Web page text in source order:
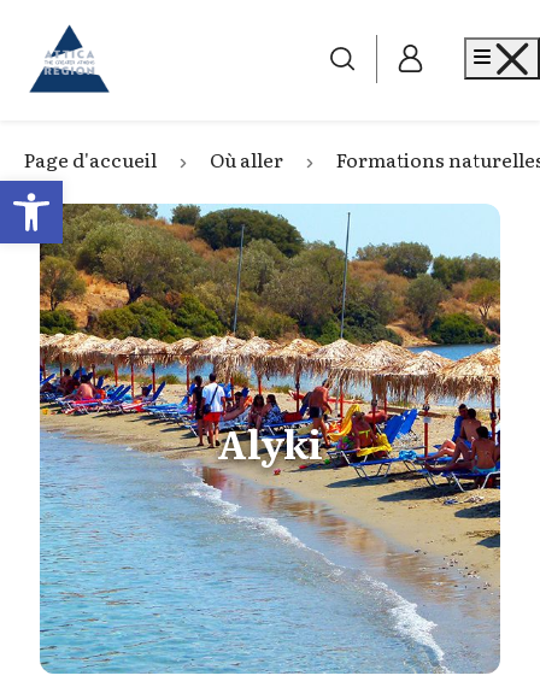
Open toolbar
Go to home
Page d'accueil Où aller Formations
Alyki